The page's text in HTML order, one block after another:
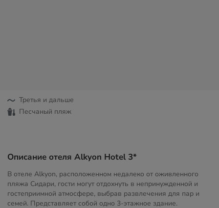
Третья и дальше
Песчаный пляж
Описание отеля Alkyon Hotel 3*
В отеле Alkyon, расположенном недалеко от оживленного
пляжа Сидари, гости могут отдохнуть в непринужденной и
гостеприимной атмосфере, выбрав развлечения для пар и
семей. Представляет собой одно 3-этажное здание.